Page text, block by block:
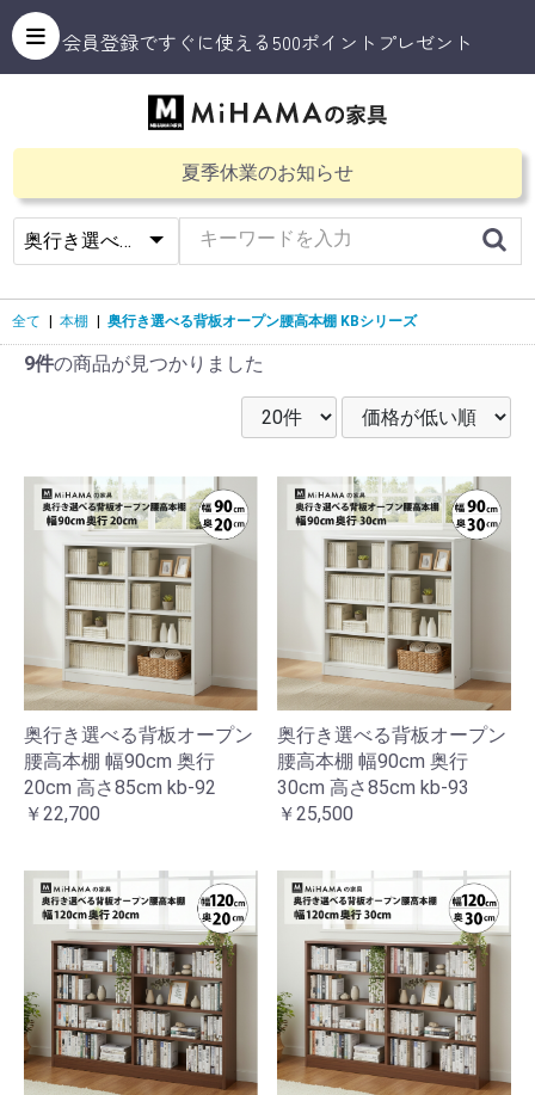
会員登録ですぐに使える500ポイントプレゼント
夏季休業のお知らせ
全て | 本棚 | 奥行き選べる背板オープン腰高本棚 KBシリーズ
9件の商品が見つかりました
奥行き選べる背板オープン
腰高本棚 幅90cm 奥行
20cm 高さ85cm kb-92
￥22,700
奥行き選べる背板オープン
腰高本棚 幅90cm 奥行
30cm 高さ85cm kb-93
￥25,500